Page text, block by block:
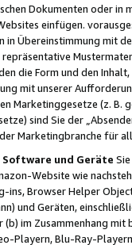
Dokumenten oder in
einfügen.
in Übereinstimmung mit
die Form und den
mit unserer
Marketinggesetze (z. B.
sind Sie der
Marketingbranche für
und Geräte
Website wie
Browser Helper
und Geräten,
(b) im Zusammenhang
Playern, Blu-Ray-